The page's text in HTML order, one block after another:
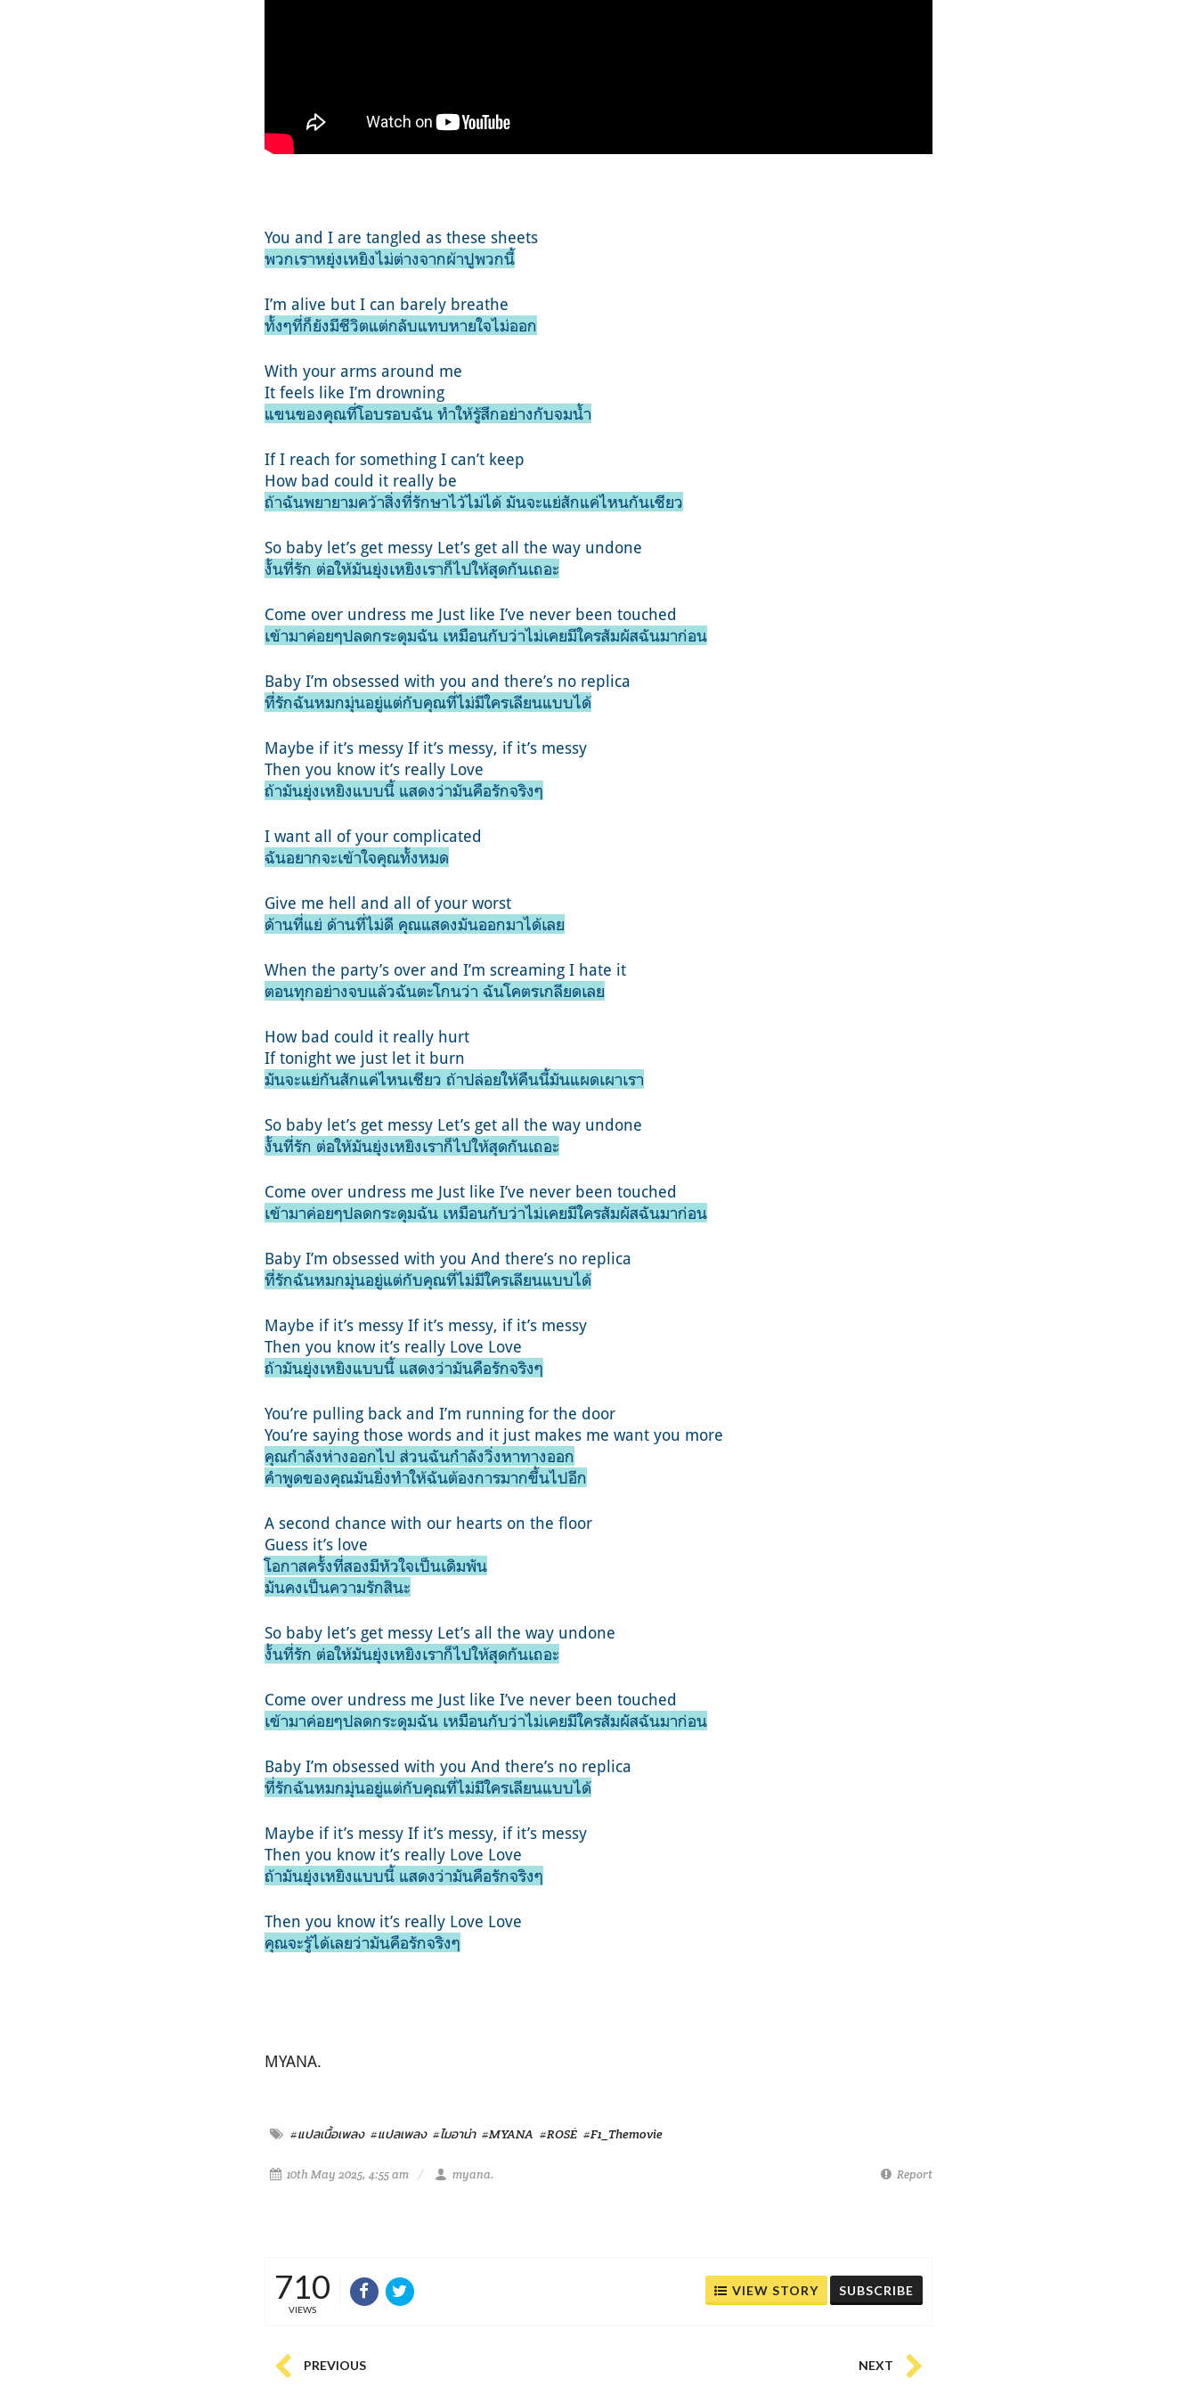
You and I are tangled as these sheets
พวกเราหยุ่งเหยิงไม่ต่างจากผ้าปูพวกนี้
I’m alive but I can barely breathe
ทั้งๆที่ก็ยังมีชีวิตแต่กลับแทบหายใจไม่ออก
With your arms around me
It feels like I’m drowning
แขนของคุณที่โอบรอบฉัน ทำให้รู้สึกอย่างกับจมน้ำ
If I reach for something I can’t keep
How bad could it really be
ถ้าฉันพยายามคว้าสิ่งที่รักษาไว้ไม่ได้ มันจะแย่สักแค่ไหนกันเชียว
So baby let’s get messy Let’s get all the way undone
งั้นที่รัก ต่อให้มันยุ่งเหยิงเราก็ไปให้สุดกันเถอะ
Come over undress me Just like I’ve never been touched
เข้ามาค่อยๆปลดกระดุมฉัน เหมือนกับว่าไม่เคยมีใครสัมผัสฉันมาก่อน
Baby I’m obsessed with you and there’s no replica
ที่รักฉันหมกมุ่นอยู่แต่กับคุณที่ไม่มีใครเลียนแบบได้
Maybe if it’s messy If it’s messy, if it’s messy
Then you know it’s really Love
ถ้ามันยุ่งเหยิงแบบนี้ แสดงว่ามันคือรักจริงๆ
I want all of your complicated
ฉันอยากจะเข้าใจคุณทั้งหมด
Give me hell and all of your worst
ด้านที่แย่ ด้านที่ไม่ดี คุณแสดงมันออกมาได้เลย
When the party’s over and I’m screaming I hate it
ตอนทุกอย่างจบแล้วฉันตะโกนว่า ฉันโคตรเกลียดเลย
How bad could it really hurt
If tonight we just let it burn
มันจะแย่กันสักแค่ไหนเชียว ถ้าปล่อยให้คืนนี้มันแผดเผาเรา
So baby let’s get messy Let’s get all the way undone
งั้นที่รัก ต่อให้มันยุ่งเหยิงเราก็ไปให้สุดกันเถอะ
Come over undress me Just like I’ve never been touched
เข้ามาค่อยๆปลดกระดุมฉัน เหมือนกับว่าไม่เคยมีใครสัมผัสฉันมาก่อน
Baby I’m obsessed with you And there’s no replica
ที่รักฉันหมกมุ่นอยู่แต่กับคุณที่ไม่มีใครเลียนแบบได้
Maybe if it’s messy If it’s messy, if it’s messy
Then you know it’s really Love Love
ถ้ามันยุ่งเหยิงแบบนี้ แสดงว่ามันคือรักจริงๆ
You’re pulling back and I’m running for the door
You’re saying those words and it just makes me want you more
คุณกำลังห่างออกไป ส่วนฉันกำลังวิ่งหาทางออก
คำพูดของคุณมันยิ่งทำให้ฉันต้องการมากขึ้นไปอีก
A second chance with our hearts on the floor
Guess it’s love
โอกาสครั้งที่สองมีหัวใจเป็นเดิมพัน
มันคงเป็นความรักสินะ
So baby let’s get messy Let’s all the way undone
งั้นที่รัก ต่อให้มันยุ่งเหยิงเราก็ไปให้สุดกันเถอะ
Come over undress me Just like I’ve never been touched
เข้ามาค่อยๆปลดกระดุมฉัน เหมือนกับว่าไม่เคยมีใครสัมผัสฉันมาก่อน
Baby I’m obsessed with you And there’s no replica
ที่รักฉันหมกมุ่นอยู่แต่กับคุณที่ไม่มีใครเลียนแบบได้
Maybe if it’s messy If it’s messy, if it’s messy
Then you know it’s really Love Love
ถ้ามันยุ่งเหยิงแบบนี้ แสดงว่ามันคือรักจริงๆ
Then you know it’s really Love Love
คุณจะรู้ได้เลยว่ามันคือรักจริงๆ
MYANA.
#แปลเนื้อเพลง #แปลเพลง #ไมอาน่า #MYANA #ROSÉ #F1_Themovie
10th May 2025, 4:55 am myana. Report
710
VIEWS
VIEW STORY SUBSCRIBE
PREVIOUS NEXT